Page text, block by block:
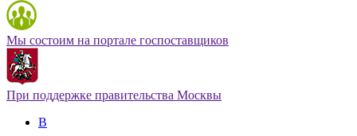
Мы состоим на портале госпоставщиков
При поддержке правительства Москвы
В